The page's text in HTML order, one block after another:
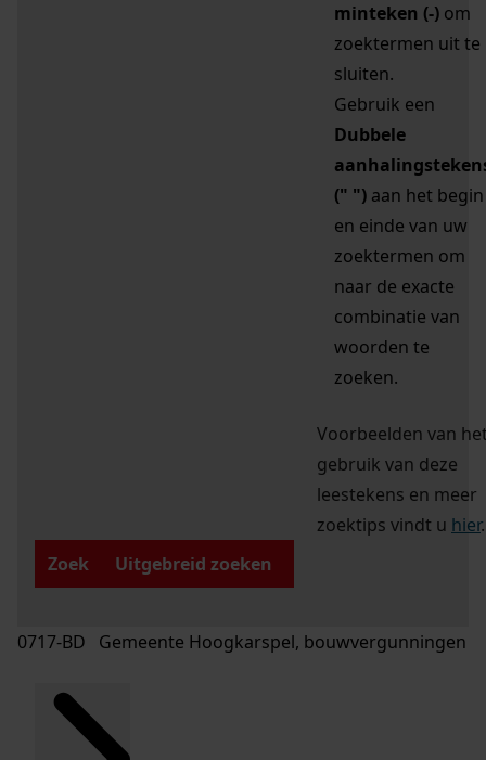
minteken (-) om
zoektermen uit te
sluiten.
Gebruik een
Dubbele
(" ") aan het begin
en einde van uw
zoektermen om
naar de exacte
combinatie van
woorden te
zoeken.
Voorbeelden van
gebruik van deze
leestekens en meer
zoektips vindt u hier.
Zoek
Uitgebreid zoeken
0717-BD Gemeente Hoogkarspel, bouwvergunningen